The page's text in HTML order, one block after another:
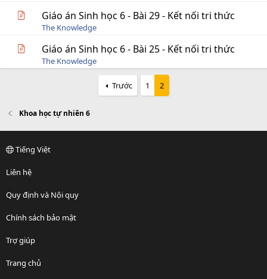
Giáo án Sinh học 6 - Bài 29 - Kết nối tri thức
The Knowledge
Giáo án Sinh học 6 - Bài 25 - Kết nối tri thức
The Knowledge
Trước 1 2
Khoa học tự nhiên 6
Tiếng Việt
Liên hệ
Quy định và Nội quy
Chính sách bảo mật
Trợ giúp
Trang chủ